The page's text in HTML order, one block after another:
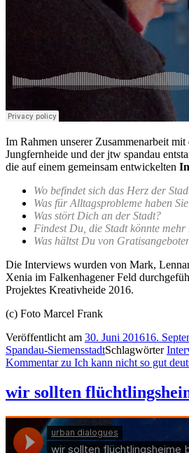
Im Rahmen unserer Zusammenarbeit mit
Jungfernheide und der jtw spandau
die auf einem gemeinsam entwickelten
Wo befindet sich das Herz der
Was für Alltagsprobleme haben
Was stört Dich an der Stadt?
Findest Du, die Stadt könnte
Was hältst Du von
Die Interviews wurden von Mark,
Xenia im Falkenhagener Feld
Projektes Kreativheide 2016.
(c) Foto Marcel Frank
Veröffentlicht am 30. Juni 201616.
Spandau-SiemensstadtSchlagwörter
Kommentarzu Ich kann nicht so gut
wir sollten